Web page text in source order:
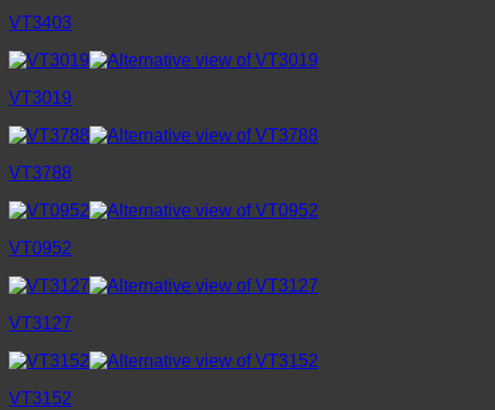
VT3403
VT3019
VT3788
VT0952
VT3127
VT3152